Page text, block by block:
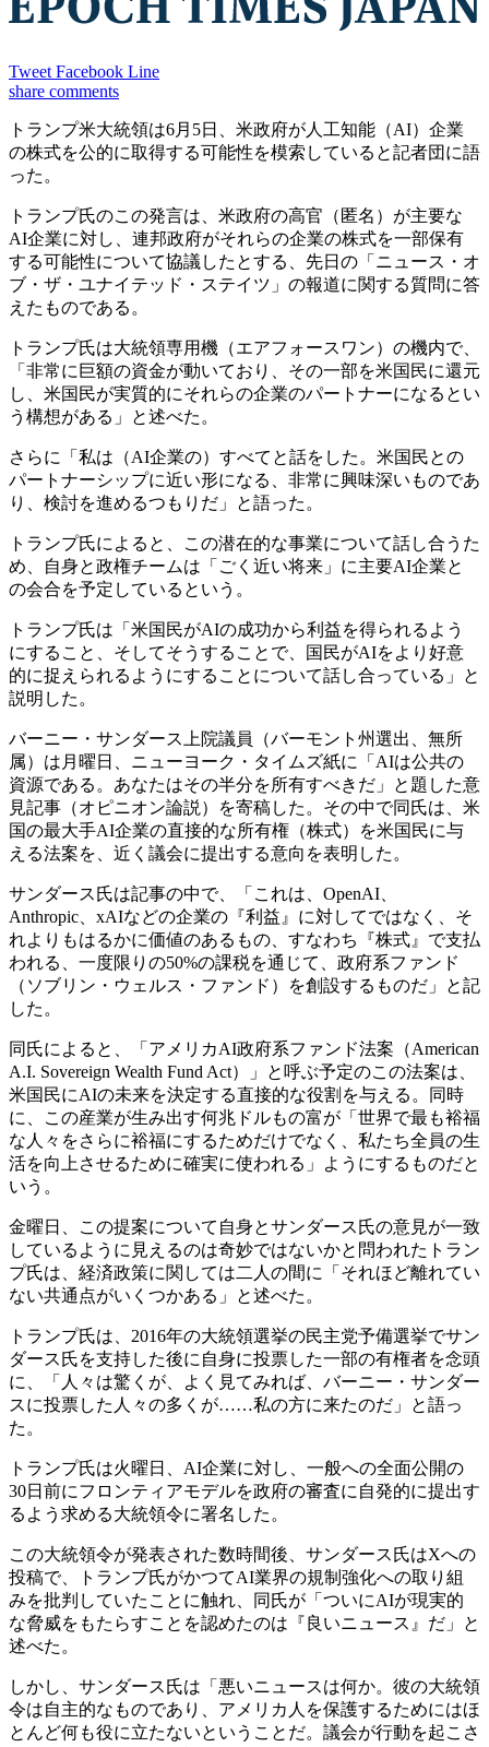
Tweet Facebook Line
share comments
トランプ米大統領は6月5日、米政府が人工知能（AI）企業
の株式を公的に取得する可能性を模索していると記者団に語
った。
トランプ氏のこの発言は、米政府の高官（匿名）が主要な
AI企業に対し、連邦政府がそれらの企業の株式を一部保有
する可能性について協議したとする、先日の「ニュース・オ
ブ・ザ・ユナイテッド・ステイツ」の報道に関する質問に答
えたものである。
トランプ氏は大統領専用機（エアフォースワン）の機内で、
「非常に巨額の資金が動いており、その一部を米国民に還元
し、米国民が実質的にそれらの企業のパートナーになるとい
う構想がある」と述べた。
さらに「私は（AI企業の）すべてと話をした。米国民との
パートナーシップに近い形になる、非常に興味深いものであ
り、検討を進めるつもりだ」と語った。
トランプ氏によると、この潜在的な事業について話し合うた
め、自身と政権チームは「ごく近い将来」に主要AI企業と
の会合を予定しているという。
トランプ氏は「米国民がAIの成功から利益を得られるよう
にすること、そしてそうすることで、国民がAIをより好意
的に捉えられるようにすることについて話し合っている」と
説明した。
バーニー・サンダース上院議員（バーモント州選出、無所
属）は月曜日、ニューヨーク・タイムズ紙に「AIは公共の
資源である。あなたはその半分を所有すべきだ」と題した意
見記事（オピニオン論説）を寄稿した。その中で同氏は、米
国の最大手AI企業の直接的な所有権（株式）を米国民に与
える法案を、近く議会に提出する意向を表明した。
サンダース氏は記事の中で、「これは、OpenAI、
Anthropic、xAIなどの企業の『利益』に対してではなく、そ
れよりもはるかに価値のあるもの、すなわち『株式』で支払
われる、一度限りの50%の課税を通じて、政府系ファンド
（ソブリン・ウェルス・ファンド）を創設するものだ」と記
した。
同氏によると、「アメリカAI政府系ファンド法案（American
A.I. Sovereign Wealth Fund Act）」と呼ぶ予定のこの法案は、
米国民にAIの未来を決定する直接的な役割を与える。同時
に、この産業が生み出す何兆ドルもの富が「世界で最も裕福
な人々をさらに裕福にするためだけでなく、私たち全員の生
活を向上させるために確実に使われる」ようにするものだと
いう。
金曜日、この提案について自身とサンダース氏の意見が一致
しているように見えるのは奇妙ではないかと問われたトラン
プ氏は、経済政策に関しては二人の間に「それほど離れてい
ない共通点がいくつかある」と述べた。
トランプ氏は、2016年の大統領選挙の民主党予備選挙でサン
ダース氏を支持した後に自身に投票した一部の有権者を念頭
に、「人々は驚くが、よく見てみれば、バーニー・サンダー
スに投票した人々の多くが……私の方に来たのだ」と語っ
た。
トランプ氏は火曜日、AI企業に対し、一般への全面公開の
30日前にフロンティアモデルを政府の審査に自発的に提出す
るよう求める大統領令に署名した。
この大統領令が発表された数時間後、サンダース氏はXへの
投稿で、トランプ氏がかつてAI業界の規制強化への取り組
みを批判していたことに触れ、同氏が「ついにAIが現実的
な脅威をもたらすことを認めたのは『良いニュース』だ」と
述べた。
しかし、サンダース氏は「悪いニュースは何か。彼の大統領
令は自主的なものであり、アメリカ人を保護するためにはほ
とんど何も役に立たないということだ。議会が行動を起こさ